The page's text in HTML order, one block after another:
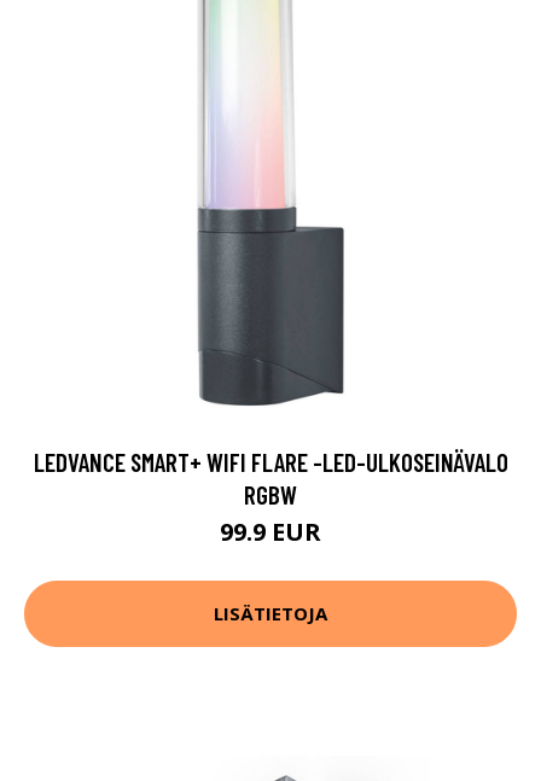
LEDVANCE SMART+ WIFI FLARE -LED-ULKOSEINÄVALO
RGBW
99.9 EUR
LISÄTIETOJA